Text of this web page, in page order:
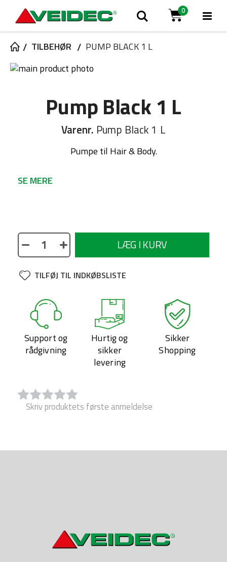
Cart
0
TILBEHØR
PUMP BLACK 1 L
Gå
billedgallerietPump Black 1 L
Varenr. Pump Black 1 L
Pumpe til Hair & Body.
SE MERE
LÆG I KURV
TILFØJ TIL INDKØBSLISTE
Support og
rådgivning
Hurtig og
sikker
levering
Sikker
Shopping
Skriv produktets første anmeldelse